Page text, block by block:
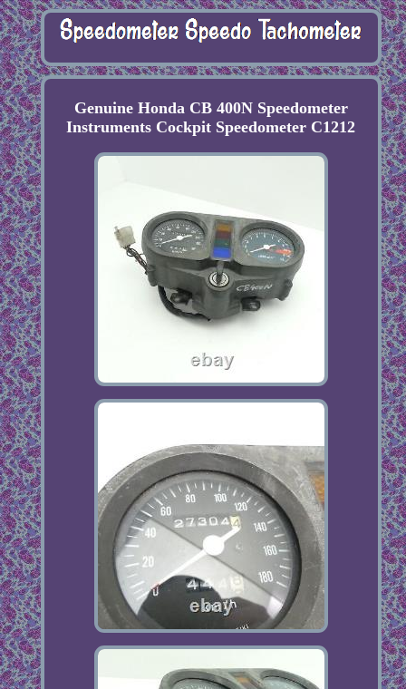
Genuine Honda CB 400N Speedometer
Instruments Cockpit Speedometer C1212